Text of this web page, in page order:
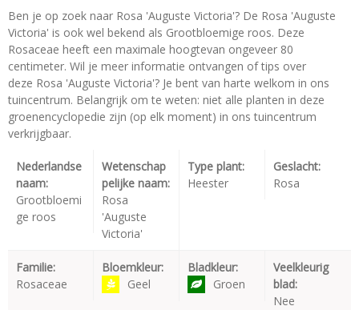
Ben je op zoek naar Rosa 'Auguste Victoria'? De Rosa 'Auguste
Victoria' is ook wel bekend als Grootbloemige roos. Deze
Rosaceae heeft een maximale hoogtevan ongeveer 80
centimeter. Wil je meer informatie ontvangen of tips over
deze Rosa 'Auguste Victoria'? Je bent van harte welkom in ons
tuincentrum. Belangrijk om te weten: niet alle planten in deze
groenencyclopedie zijn (op elk moment) in ons tuincentrum
verkrijgbaar.
Nederlandse
naam:
Grootbloemi
ge roos
Wetenschap
pelijke naam:
Rosa
'Auguste
Victoria'
Type plant:
Heester
Geslacht:
Rosa
Familie:
Rosaceae
Bloemkleur:
Geel
Bladkleur:
Groen
Veelkleurig
blad:
Nee